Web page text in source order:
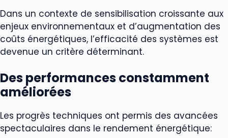
Dans un contexte de sensibilisation croissante aux
enjeux environnementaux et d’augmentation des
coûts énergétiques, l’efficacité des systèmes est
devenue un critère déterminant.
Des performances constamment
améliorées
Les progrès techniques ont permis des avancées
spectaculaires dans le rendement énergétique: